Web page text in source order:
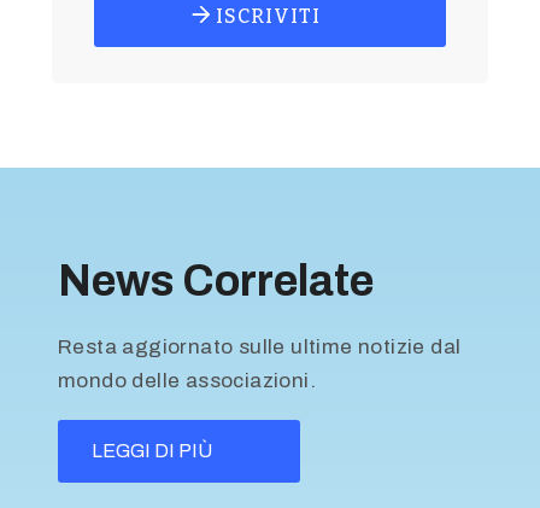
ISCRIVITI
News Correlate
Resta aggiornato sulle ultime notizie dal
mondo delle associazioni.
LEGGI DI PIÙ